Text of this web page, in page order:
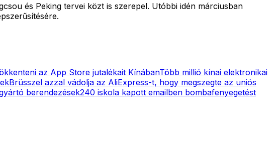
és Peking tervei közt is szerepel. Utóbbi idén márciusban
az App Store jutalékait KínábanTöbb millió kínai elektronikai
Brüsszel azzal vádolja az AliExpress-t, hogy megszegte az uniós
berendezések240 iskola kapott emailben bombafenyegetést